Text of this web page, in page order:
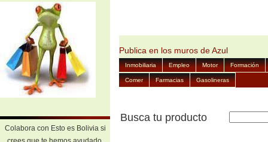
Colabora con Esto es Bolivia si
Publica en los muros de Azul
Inmobiliaria Empleo Motor Formación
Comer Farmacias Gasolineras
Busca tu producto